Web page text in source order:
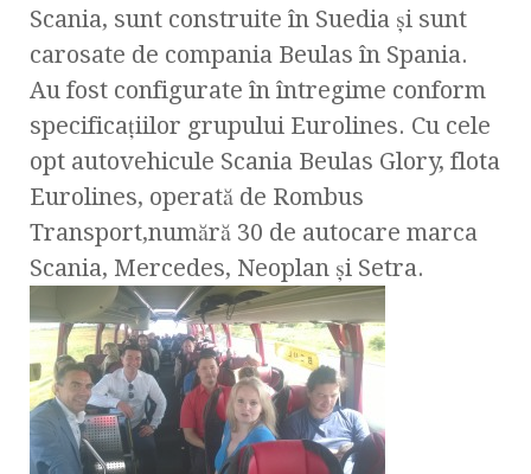
Scania, sunt construite în Suedia și sunt
carosate de compania Beulas în Spania.
Au fost configurate în întregime conform
specificațiilor grupului Eurolines. Cu cele
opt autovehicule Scania Beulas Glory, flota
Eurolines, operată de Rombus
Transport,numără 30 de autocare marca
Scania, Mercedes, Neoplan și Setra.